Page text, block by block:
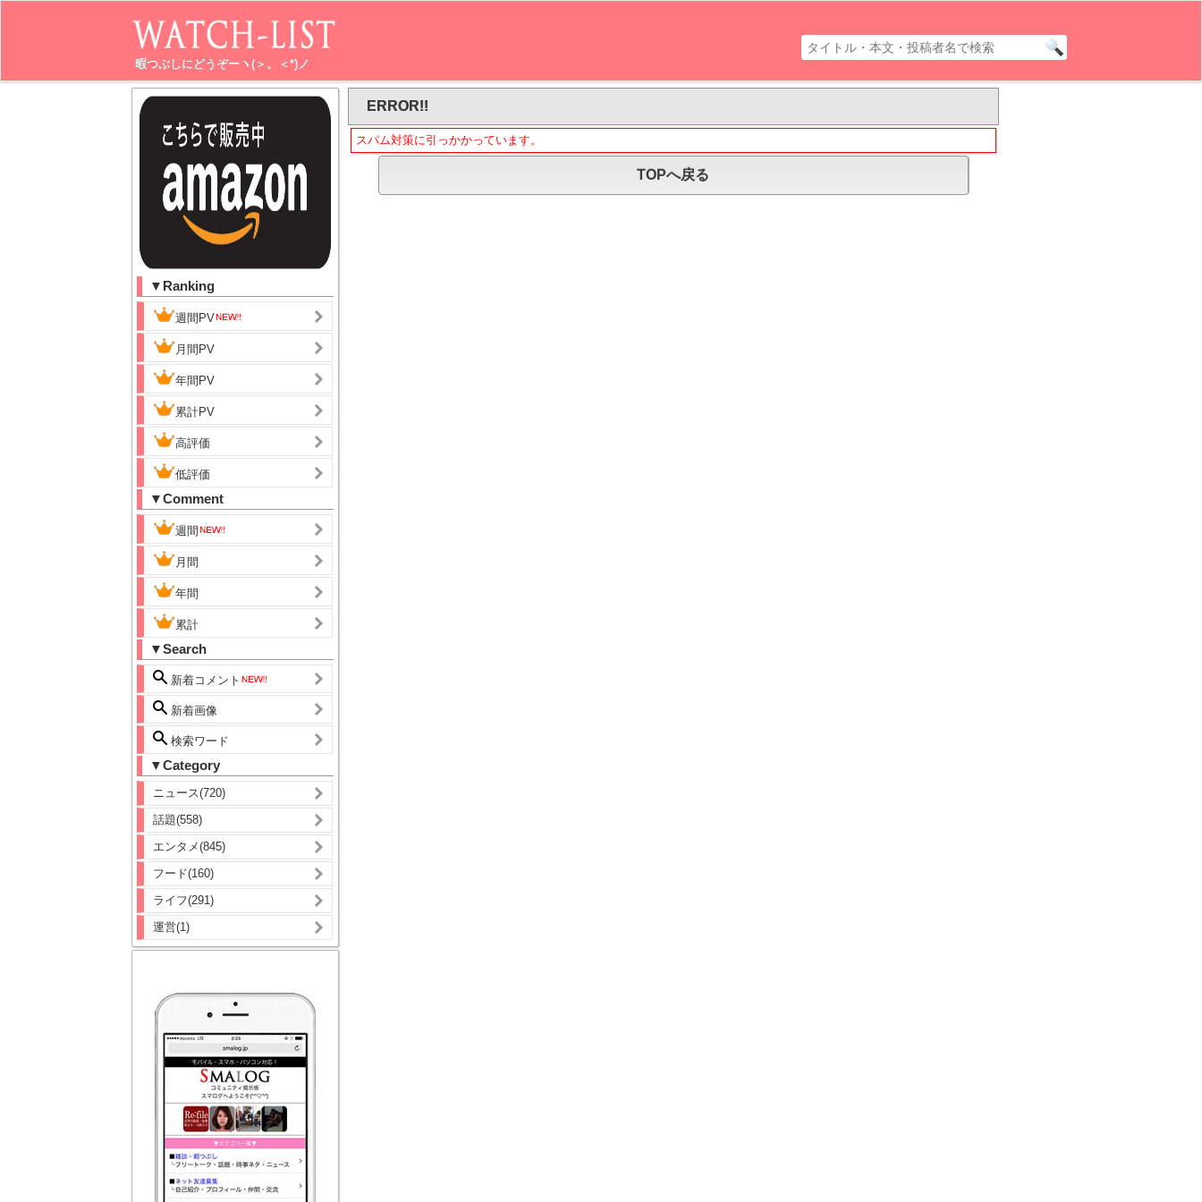
暇つぶしにどうぞーヽ(＞。＜*)ノ
▼Ranking
週間PV
月間PV
年間PV
累計PV
高評価
低評価
▼Comment
週間
月間
年間
累計
▼Search
新着コメント
新着画像
検索ワード
▼Category
ニュース(720)
話題(558)
エンタメ(845)
フード(160)
ライフ(291)
運営(1)
ERROR!!
スパム対策に引っかかっています。
TOPへ戻る